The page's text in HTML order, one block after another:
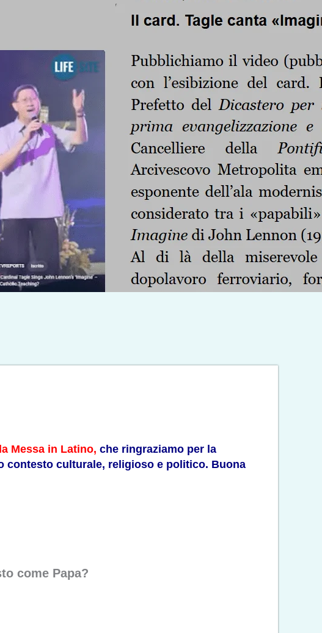
Messa in Latino, che ringraziamo per la
contesto culturale, religioso e politico. Buona
come Papa?